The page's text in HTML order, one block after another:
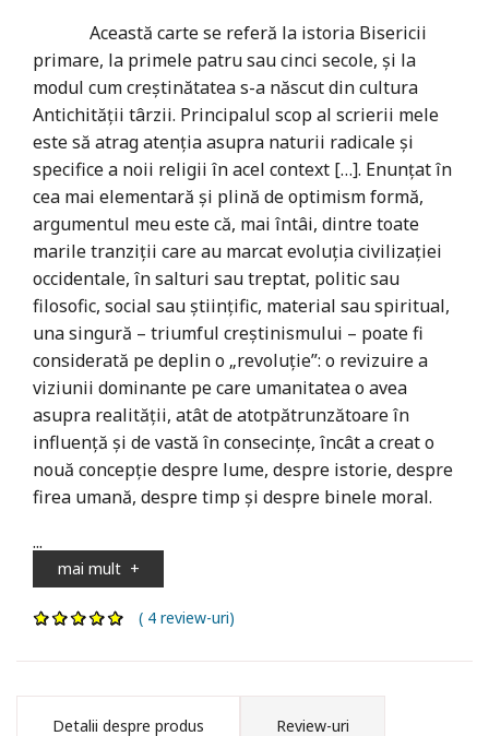
Această carte se referă la istoria Bisericii
primare, la primele patru sau cinci secole, și la
modul cum creștinătatea s-a născut din cultura
Antichității târzii. Principalul scop al scrierii mele
este să atrag atenția asupra naturii radicale și
specifice a noii religii în acel context […]. Enunțat în
cea mai elementară și plină de optimism formă,
argumentul meu este că, mai întâi, dintre toate
marile tranziții care au marcat evoluția civilizației
occidentale, în salturi sau treptat, politic sau
filosofic, social sau științific, material sau spiritual,
una singură – triumful creștinismului – poate fi
considerată pe deplin o „revoluție”: o revizuire a
viziunii dominante pe care umanitatea o avea
asupra realității, atât de atotpătrunzătoare în
influență și de vastă în consecințe, încât a creat o
nouă concepție despre lume, despre istorie, despre
firea umană, despre timp și despre binele moral.
...
mai mult +
( 4 review-uri)
Detalii despre produs Review-uri